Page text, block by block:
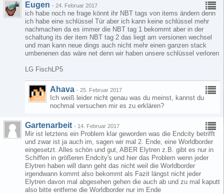
Eugen - 24. Februar 2017
ich habe noch ne frage könnt ihr NBT tags von items ändern denn
ich habe eine schlüssel Tür aber ich kann keine schlüssel mehr
nachmachen da es immer die NBT tag 1 bekommt aber in der
schaltung its der item NBT tag 2 das liegt am versionen wechsel
und man kann neue dings auch nicht mehr einen ganzen stack
umbenenen das wäre net denn wir haben unsere schlüssel verloren
LG FischLP5
Ahava - 25. Februar 2017
Ich weiß leider nicht genau was du meinst, kannst du
nochmal versuchen mir es zu erklären?
Gartenarbeit - 14. Februar 2017
Mir ist letztens ein Problem klar geworden was die Endcity betrifft
und zwar ist ja auch im, sagen wir mal 2. Ende, eine Worldborder
eingesetzt. Alles schön und gut, ABER Elytren z.B. gibt es nur in
Schiffen in größeren Endcity's und hier das Problem wenn jeder
Elytren haben will dann geht das nicht weil die Worldborder
irgendwann kommt also bekommt als Fazit längst nicht jeder
Elytren davon mal abgesehen gehen die auch ab und zu mal kaputt
also bitte entferne die Worldborder nur im Ende